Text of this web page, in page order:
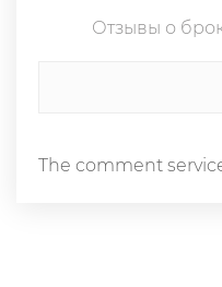
Отзывы о
The comment